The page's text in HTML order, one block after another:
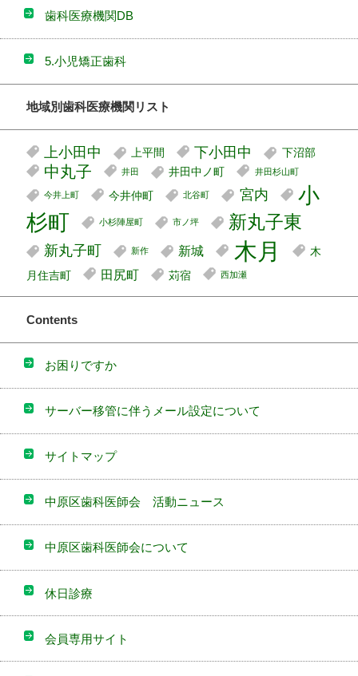
歯科医療機関DB
5.小児矯正歯科
地域別歯科医療機関リスト
上小田中 上平間 下小田中 下沼部
中丸子 井田 井田中ノ町 井田杉山町
今井上町 今井仲町 北谷町 宮内
小
杉町
小杉陣屋町 市ノ坪 新丸子東
新丸子町 新作 新城 木月
木
月住吉町
田尻町 苅宿 西加瀬
Contents
お困りですか
サーバー移管に伴うメール設定について
サイトマップ
中原区歯科医師会 活動ニュース
中原区歯科医師会について
休日診療
会員専用サイト